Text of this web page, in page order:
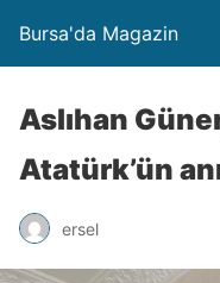
Bursa'da Magazin
Aslıhan
Atatürk’ün
ersel